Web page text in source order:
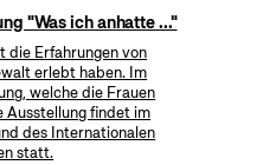
"Was ich anhatte ..."
die Erfahrungen von
erlebt haben. Im
welche die Frauen
Ausstellung findet im
des Internationalen
statt.